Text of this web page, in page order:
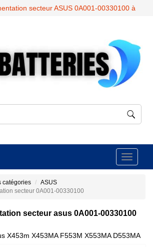
secteur ASUS 0A001-00330100 à
Toggle
catégories
ASUS
secteur 0A001-00330100
secteur asus 0A001-00330100
X453m X453MA F553M X553MA D553MA